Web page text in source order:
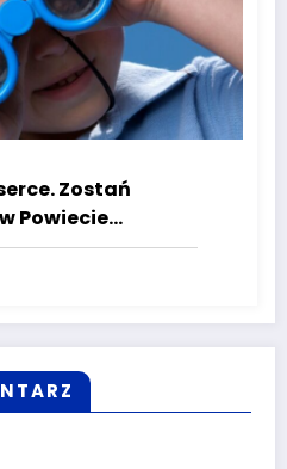
Zostań
Powiecie